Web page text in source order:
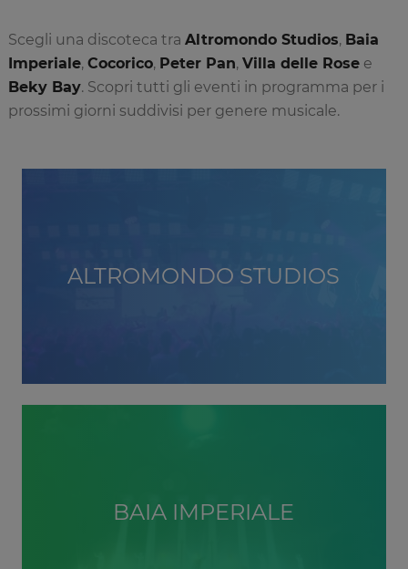
Scegli una discoteca tra Altromondo Studios, Baia
Imperiale, Cocorico, Peter Pan, Villa delle Rosee
Beky Bay. Scopri tutti gli eventi in programma per i
prossimi giorni suddivisi per genere musicale.
ALTROMONDO STUDIOS
BAIA IMPERIALE